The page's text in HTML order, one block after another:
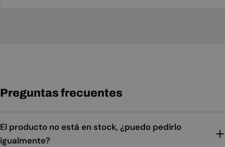
Preguntas frecuentes
El producto no está en stock, ¿puedo pedirlo
igualmente?